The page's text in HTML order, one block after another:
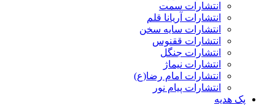
انتشارات سمت
انتشارات آریانا قلم
انتشارات سایه سخن
انتشارات ققنوس
انتشارات جنگل
انتشارات نیماژ
انتشارات امام رضا(ع)
انتشارات پیام نور
پک هدیه